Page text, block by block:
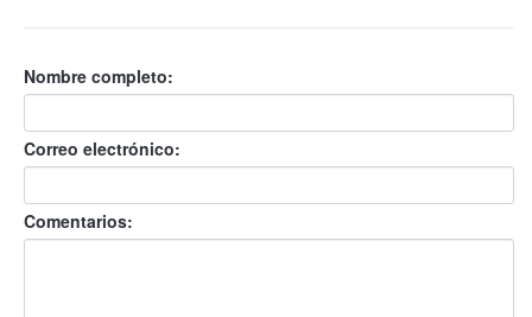
Nombre completo:
Correo electrónico:
Comentarios: